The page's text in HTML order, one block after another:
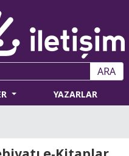
ARA
YAZARLAR